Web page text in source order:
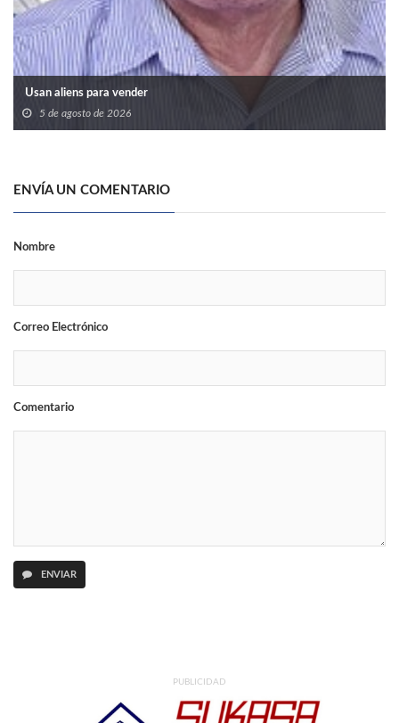
Usan aliens para vender
5 de agosto de 2026
ENVÍA UN COMENTARIO
Nombre
Correo Electrónico
Comentario
ENVIAR
PUBLICIDAD